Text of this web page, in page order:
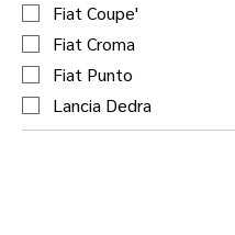
Fiat Coupe'
Fiat Croma
Fiat Punto
Lancia Dedra